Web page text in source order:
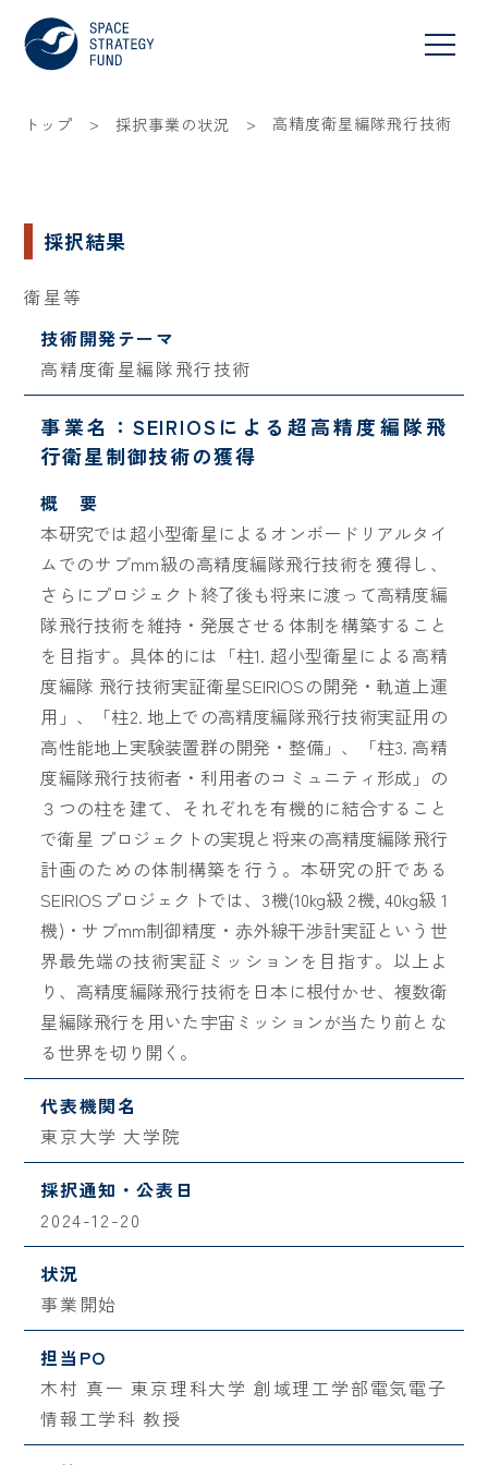
トップ > 採択事業の状況 > 高精度衛星編隊飛行技術
採択結果
衛星等
技術開発テーマ
高精度衛星編隊飛行技術
事業名：SEIRIOSによる超高精度編隊飛
行衛星制御技術の獲得
概 要
本研究では超小型衛星によるオンボードリアルタイ
ムでのサブmm級の高精度編隊飛行技術を獲得し、
さらにプロジェクト終了後も将来に渡って高精度編
隊飛行技術を維持・発展させる体制を構築すること
を目指す。具体的には「柱1. 超小型衛星による高精
度編隊 飛行技術実証衛星SEIRIOSの開発・軌道上運
用」、「柱2. 地上での高精度編隊飛行技術実証用の
高性能地上実験装置群の開発・整備」、「柱3. 高精
度編隊飛行技術者・利用者のコミュニティ形成」の
３つの柱を建て、それぞれを有機的に結合すること
で衛星 プロジェクトの実現と将来の高精度編隊飛行
計画のための体制構築を行う。本研究の肝である
SEIRIOSプロジェクトでは、3機(10kg級 2機, 40kg級 1
機)・サブmm制御精度・⾚外線⼲渉計実証という世
界最先端の技術実証ミッションを目指す。以上よ
り、高精度編隊飛行技術を日本に根付かせ、複数衛
星編隊飛行を用いた宇宙ミッションが当たり前とな
る世界を切り開く。
代表機関名
東京大学 大学院
採択通知・公表日
2024-12-20
状況
事業開始
担当PO
木村 真一 東京理科大学 創域理工学部電気電子
情報工学科 教授